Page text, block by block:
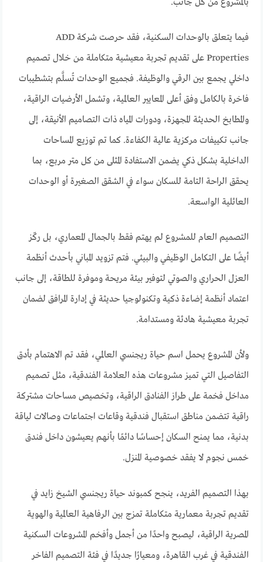
فيما يتعلق بالوحدات السكنية، فقد حرصت شركة ADD
Properties على تقديم تجربة معيشية متكاملة من خلال تصميم
داخلي يجمع بين الرقي والوظيفة. فجميع الوحدات تُسلَّم بتشطيبات
فاخرة بالكامل وفق أعلى المعايير العالمية، وتشمل الأرضيات الراقية،
والمطابخ الحديثة المجهزة، ودورات المياه ذات التصاميم الأنيقة، إلى
جانب تكييفات مركزية عالية الكفاءة. كما تم توزيع المساحات
الداخلية بشكل ذكي يضمن الاستفادة المثلى من كل متر مربع، بما
يحقق الراحة التامة للسكان سواء في الشقق الصغيرة أو الوحدات
العائلية الواسعة.
التصميم العام للمشروع لم يهتم فقط بالجمال المعماري، بل ركّز
أيضًا على التكامل الوظيفي والبيئي. فتم تزويد المباني بأحدث أنظمة
العزل الحراري والصوتي لتوفير بيئة مريحة وموفرة للطاقة، إلى جانب
اعتماد أنظمة إضاءة ذكية وتكنولوجيا حديثة في إدارة المرافق لضمان
تجربة معيشية هادئة ومستدامة.
ولأن المشروع يحمل اسم حياة ريجنسي العالمي، فقد تم الاهتمام بأدق
التفاصيل التي تميز مشروعات هذه العلامة الفندقية، مثل تصميم
مداخل فخمة على طراز الفنادق الراقية، وتخصيص مساحات مشتركة
راقية تتضمن مناطق استقبال فندقية وقاعات اجتماعات وصالات لياقة
بدنية، مما يمنح السكان إحساسًا دائمًا بأنهم يعيشون داخل فندق
خمس نجوم لا يفقد خصوصية المنزل.
بهذا التصميم الفريد، ينجح كمبوند حياة ريجنسي الشيخ زايد في
تقديم تجربة معمارية متكاملة تمزج بين الرفاهية العالمية والهوية
المصرية الراقية، ليصبح واحدًا من أجمل وأفخم المشروعات السكنية
الفندقية في غرب القاهرة، ومعيارًا جديدًا في فئة التصميم الفاخر